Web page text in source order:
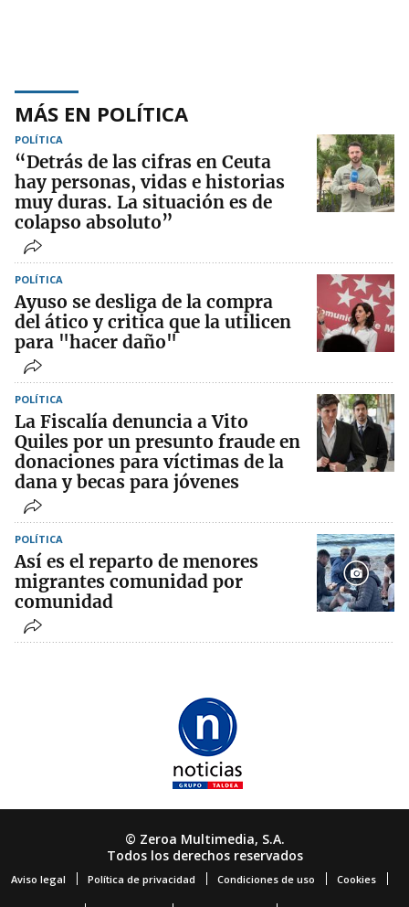
MÁS EN POLÍTICA
POLÍTICA
“Detrás de las cifras en Ceuta
hay personas, vidas e historias
muy duras. La situación es de
colapso absoluto”
POLÍTICA
Ayuso se desliga de la compra
del ático y critica que la utilicen
para "hacer daño"
POLÍTICA
La Fiscalía denuncia a Vito
Quiles por un presunto fraude en
donaciones para víctimas de la
dana y becas para jóvenes
POLÍTICA
Así es el reparto de menores
migrantes comunidad por
comunidad
© Zeroa Multimedia, S.A.
Todos los derechos reservados
Aviso legal Política de privacidad Condiciones de uso Cookies